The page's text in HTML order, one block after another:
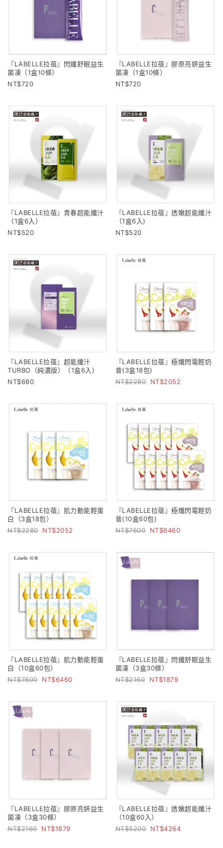
『LABELLE拉蓓』閃纖舒眠益生
菌凍（1盒10條）
720
『LABELLE拉蓓』膠原亮妍益生
菌凍（1盒10條）
720
『LABELLE拉蓓』青春超能纖汁
（1盒6入）
520
『LABELLE拉蓓』透嫩超能纖汁
（1盒6入)
520
『LABELLE拉蓓』超能纖汁
TURBO（純濃版）（1盒6入)
680
『LABELLE拉蓓』極孅閃電輕奶
昔(3盒18包)
2280
2052
『LABELLE拉蓓』肌力動能輕蛋
白（3盒18包）
2280
2052
『LABELLE拉蓓』極孅閃電輕奶
昔(10盒60包)
7600
6460
『LABELLE拉蓓』肌力動能輕蛋
白（10盒60包）
7600
6460
『LABELLE拉蓓』閃纖舒眠益生
菌凍（3盒30條）
2160
1879
『LABELLE拉蓓』膠原亮妍益生
菌凍（3盒30條）
2160
1879
『LABELLE拉蓓』透嫩超能纖汁
（10盒60入）
5200
4264